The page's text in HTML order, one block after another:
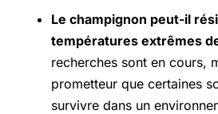
Le champignon peut-il
températures extrêmes
recherches sont en cours,
prometteur que certaines
survivre dans un